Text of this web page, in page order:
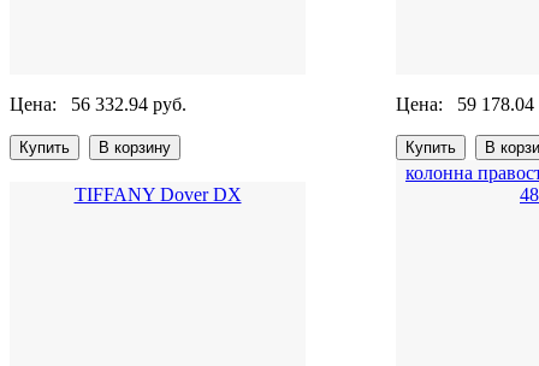
Цена: 56 332.94 руб. Цена: 59 178.04
TIFFANY Dover DX
колонна